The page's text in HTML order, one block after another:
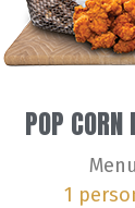
POP
1